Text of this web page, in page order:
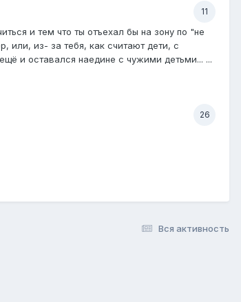
11
и тем что ты отъехал бы на зону по "не
или, из- за тебя, как считают дети, с
и оставался наедине с чужими детьми... ...
26
Вся активность